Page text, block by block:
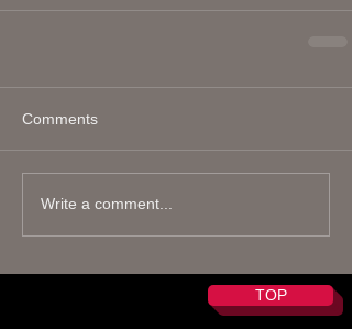
Comments
Write a comment...
TOP